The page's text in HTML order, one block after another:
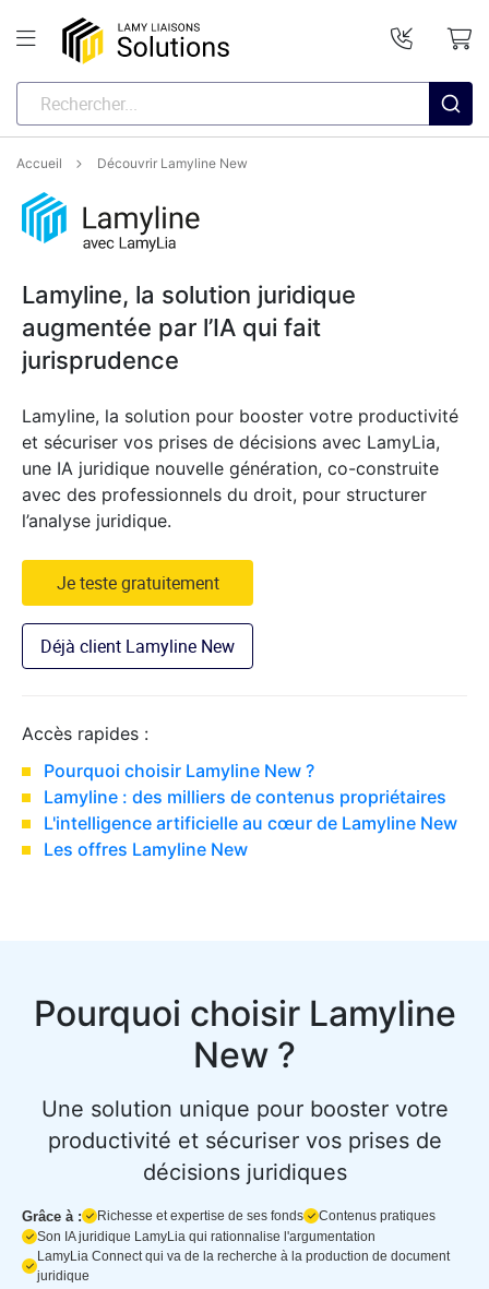
Accueil Découvrir Lamyline New
Lamyline, la solution juridique
augmentée par l’IA qui fait
jurisprudence
Lamyline, la solution pour booster votre productivité
et sécuriser vos prises de décisions avec LamyLia,
une IA juridique nouvelle génération, co-construite
avec des professionnels du droit, pour structurer
l’analyse juridique.
Je teste gratuitement
Déjà client Lamyline New
Accès rapides :
Pourquoi choisir Lamyline New ?
Lamyline : des milliers de contenus propriétaires
L'intelligence artificielle au cœur de Lamyline New
Les offres Lamyline New
Pourquoi choisir Lamyline
New ?
Une solution unique pour booster votre
productivité et sécuriser vos prises de
décisions juridiques
Grâce à : Richesse et expertise de ses fonds
Contenus pratiques
Son IA juridique LamyLia qui rationnalise l'argumentation
LamyLia Connect qui va de la recherche à la production de document
juridique